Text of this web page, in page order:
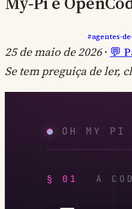
#agentes-
25 de maio de 2026· 💬
Se tem preguiça de ler,